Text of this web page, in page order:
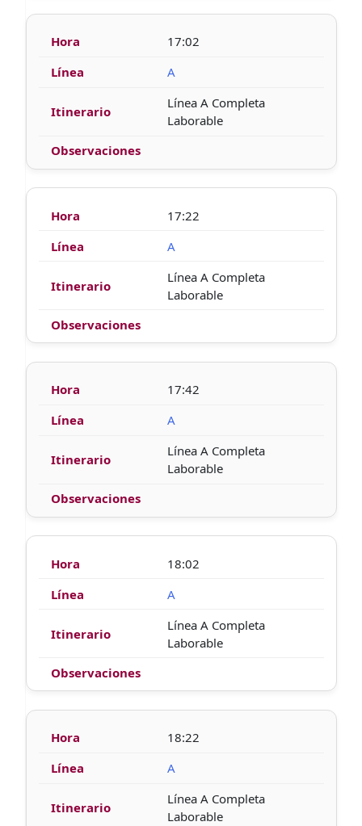
17:02
A
Línea A Completa
Laborable
17:22
A
Línea A Completa
Laborable
17:42
A
Línea A Completa
Laborable
18:02
A
Línea A Completa
Laborable
18:22
A
Línea A Completa
Laborable